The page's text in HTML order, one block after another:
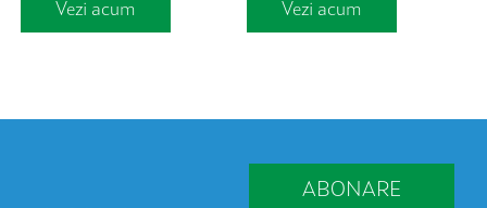
Vezi acum Vezi acum
ABONARE